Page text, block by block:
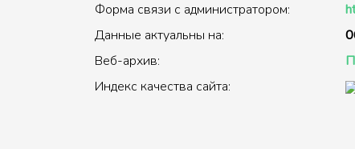
Форма связи с администратором:
Данные актуальны на:
Веб-архив:
Индекс качества сайта: